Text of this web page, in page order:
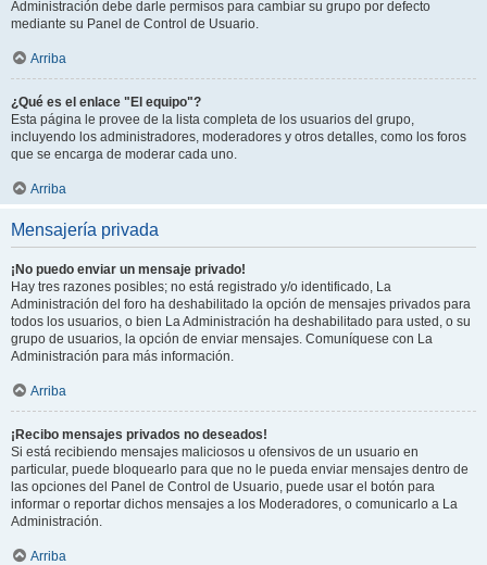
Administración debe darle permisos para cambiar su grupo por defecto
mediante su Panel de Control de Usuario.
Arriba
¿Qué es el enlace "El equipo"?
Esta página le provee de la lista completa de los usuarios del grupo,
incluyendo los administradores, moderadores y otros detalles, como los foros
que se encarga de moderar cada uno.
Arriba
Mensajería privada
¡No puedo enviar un mensaje privado!
Hay tres razones posibles; no está registrado y/o identificado, La
Administración del foro ha deshabilitado la opción de mensajes privados para
todos los usuarios, o bien La Administración ha deshabilitado para usted, o su
grupo de usuarios, la opción de enviar mensajes. Comuníquese con La
Administración para más información.
Arriba
¡Recibo mensajes privados no deseados!
Si está recibiendo mensajes maliciosos u ofensivos de un usuario en
particular, puede bloquearlo para que no le pueda enviar mensajes dentro de
las opciones del Panel de Control de Usuario, puede usar el botón para
informar o reportar dichos mensajes a los Moderadores, o comunicarlo a La
Administración.
Arriba